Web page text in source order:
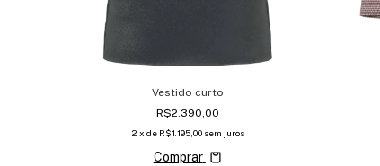
Vestido curto
R$2.390,00
2 x de R$1.195,00 sem juros
Comprar